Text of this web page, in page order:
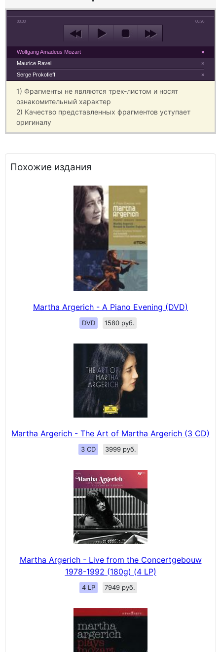
00:00 00:30
×
Wolfgang Amadeus Mozart
×
Maurice Ravel
×
Serge Prokofieff
1) Фрагменты не являются трек-листом и носят
ознакомительный характер
2) Качество представленных фрагментов уступает
оригиналу
Похожие издания
Martha Argerich - A Piano Evening (DVD)
DVD 1580 руб.
Martha Argerich - The Art of Martha Argerich (3 CD)
3 CD 3999 руб.
Martha Argerich - Live from the Concertgebouw
1978-1992 (180g) (4 LP)
4 LP 7949 руб.